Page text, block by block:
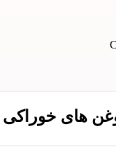
های خوراکی